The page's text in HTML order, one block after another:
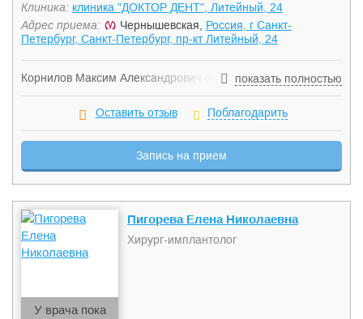
Клиника: клиника "ДОКТОР ДЕНТ", Литейный, 24
Адрес приема:
Чернышевская, Россия, г Санкт-
Петербург, Санкт-Петербург, пр-кт Литейный, 24
Корнилов Максим Александрович окажет вам помощь с
хирургическими операциями в полости рта, имплантацией
зубов. Успешно использует все современные методики
хирургические процедуры: синус-лифтинг, удаление зубов
и др. Врач высшей квалификационной категории.
показать полностью
Оставить отзыв Поблагодарить
Запись на прием
У врача пока
Пигорева Елена Николаевна
Хирург-имплантолог